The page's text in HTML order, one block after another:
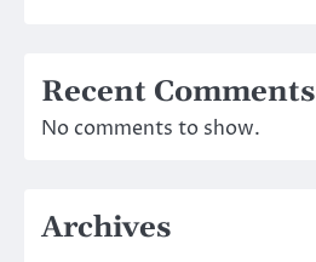
Recent Comments
No comments to show.
Archives